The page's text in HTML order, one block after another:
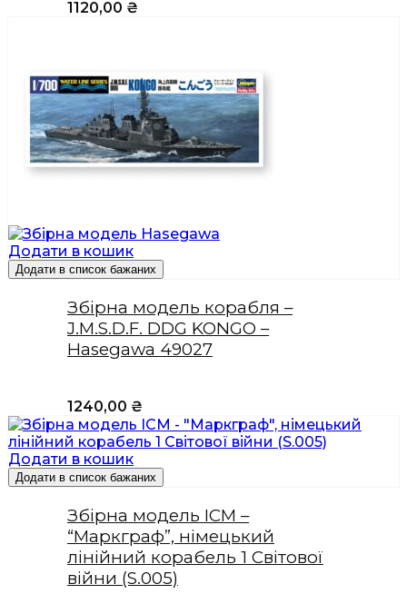
1120,00 ₴
Додати в кошик
Додати в список бажаних
Збірна модель корабля –
J.M.S.D.F. DDG KONGO –
Hasegawa 49027
1240,00 ₴
Додати в кошик
Додати в список бажаних
Збірна модель ICM –
“Маркграф”, німецький
лінійний корабель 1 Світової
війни (S.005)